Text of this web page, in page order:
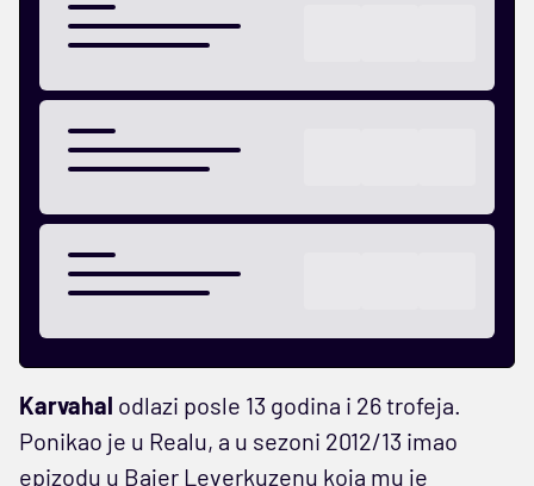
Karvahal odlazi posle 13 godina i 26 trofeja.
Ponikao je u Realu, a u sezoni 2012/13 imao
epizodu u Bajer Leverkuzenu koja mu je